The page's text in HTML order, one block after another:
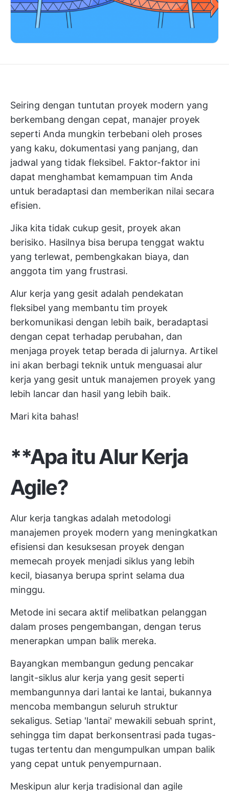
Seiring dengan tuntutan proyek modern yang
berkembang dengan cepat, manajer proyek
seperti Anda mungkin terbebani oleh proses
yang kaku, dokumentasi yang panjang, dan
jadwal yang tidak fleksibel. Faktor-faktor ini
dapat menghambat kemampuan tim Anda
untuk beradaptasi dan memberikan nilai secara
efisien.
Jika kita tidak cukup gesit, proyek akan
berisiko. Hasilnya bisa berupa tenggat waktu
yang terlewat, pembengkakan biaya, dan
anggota tim yang frustrasi.
Alur kerja yang gesit adalah pendekatan
fleksibel yang membantu tim proyek
berkomunikasi dengan lebih baik, beradaptasi
dengan cepat terhadap perubahan, dan
menjaga proyek tetap berada di jalurnya. Artikel
ini akan berbagi teknik untuk menguasai alur
kerja yang gesit untuk manajemen proyek yang
lebih lancar dan hasil yang lebih baik.
Mari kita bahas!
**Apa itu Alur Kerja
Agile?
Alur kerja tangkas adalah metodologi
manajemen proyek modern yang meningkatkan
efisiensi dan kesuksesan proyek dengan
memecah proyek menjadi siklus yang lebih
kecil, biasanya berupa sprint selama dua
minggu.
Metode ini secara aktif melibatkan pelanggan
dalam proses pengembangan, dengan terus
menerapkan umpan balik mereka.
Bayangkan membangun gedung pencakar
langit-siklus alur kerja yang gesit seperti
membangunnya dari lantai ke lantai, bukannya
mencoba membangun seluruh struktur
sekaligus. Setiap 'lantai' mewakili sebuah sprint,
sehingga tim dapat berkonsentrasi pada tugas-
tugas tertentu dan mengumpulkan umpan balik
yang cepat untuk penyempurnaan.
Meskipun alur kerja tradisional dan agile